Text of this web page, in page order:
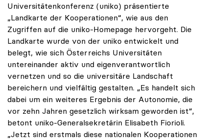
Universitätenkonferenz (uniko) präsentierte
„Landkarte der Kooperationen“, wie aus den
Zugriffen auf die uniko-Homepage hervorgeht. Die
Landkarte wurde von der uniko entwickelt und
belegt, wie sich Österreichs Universitäten
untereinander aktiv und eigenverantwortlich
vernetzen und so die universitäre Landschaft
bereichern und vielfältig gestalten. „Es handelt sich
dabei um ein weiteres Ergebnis der Autonomie, die
vor zehn Jahren gesetzlich wirksam geworden ist“,
betont uniko-Generalsekretärin Elisabeth Fiorioli.
„Jetzt sind erstmals diese nationalen Kooperationen